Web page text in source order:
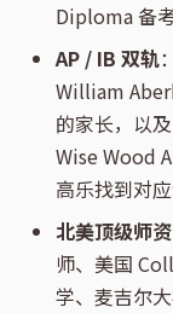
Diploma 备
AP / IB 双轨
William
的家长，以
Wise Wood
高乐找到对应
北美顶级师资
师、美国
学、麦吉尔